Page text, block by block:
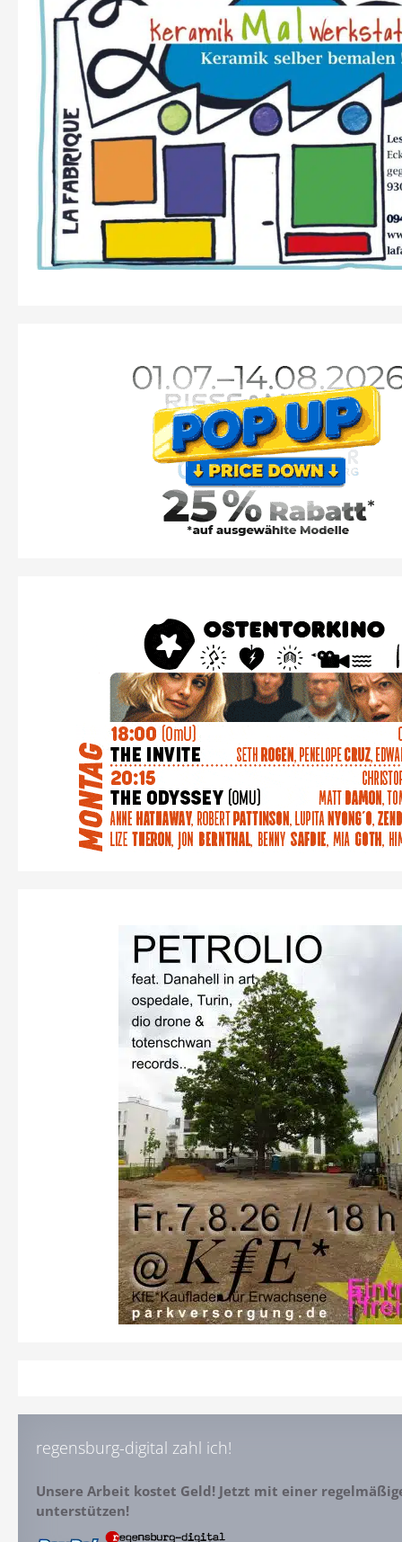
regensburg-digital zahl ich!
Unsere Arbeit kostet Geld! Jetzt mit einer
unterstützen!